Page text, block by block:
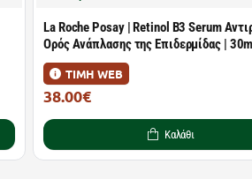
La Roche Posay | Retinol B3 Serum
Ορός Ανάπλασης της Επιδερμίδας | 30ml
ΤΙΜΗ WEB
38.00€
Καλάθι